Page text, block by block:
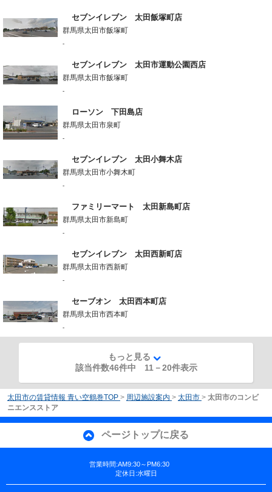
セブンイレブン 太田飯塚町店
群馬県太田市飯塚町
-
セブンイレブン 太田市運動公園西店
群馬県太田市飯塚町
-
ローソン 下田島店
群馬県太田市泉町
-
セブンイレブン 太田小舞木店
群馬県太田市小舞木町
-
ファミリーマート 太田新島町店
群馬県太田市新島町
-
セブンイレブン 太田西新町店
群馬県太田市西新町
-
セーブオン 太田西本町店
群馬県太田市西本町
-
もっと見る
該当件数46件中 11 －20件表示
太田市の賃貸情報 青い空鶴巻TOP > 周辺施設案内 > 太田市 > 太田市のコンビ
ニエンスストア
ページトップに戻る
営業時間:AM9:30～PM6:30
定休日:水曜日